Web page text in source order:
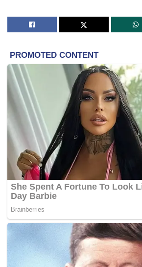
kira 9.56 pagi.
rumah dan mereka terpaksa
belakang untuk masuk melalui pintu
“Anggota mendapati asap terjadi
dimasak di dalam periuk telah kering
mengalami kebakaran kecil,” katanya
Ling Hii berkata anggota bomba
menutup valve dapur memasak dan
dapur untuk pengudaraan.
“Pihak polis dimaklumkan mengenai
katanya. – BERNAMA